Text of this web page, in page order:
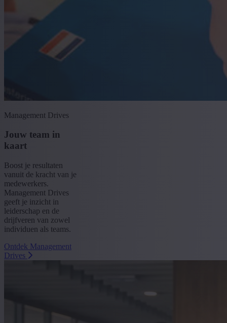
Management Drives
Jouw team in
kaart
Boost je resultaten
vanuit de kracht van je
medewerkers.
Management Drives
geeft je inzicht in
leiderschap en de
drijfveren van zowel
individuen als teams.
Ontdek Management
Drives